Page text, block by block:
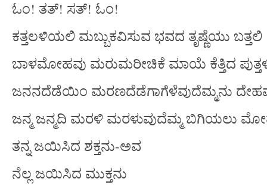
ಓಂ! ತತ್! ಸತ್! ಓಂ!
ಕತ್ತಲಳಿಯಲಿ ಮಬ್ಬುಕವಿಸುವ ಭವದ ತೃಷ್ಣೆಯು ಬತ್ತಲಿ
ಬಾಳಮೋಹವು ಮರುಮರೀಚಿಕೆ ಮಾಯೆ ಕೆತ್ತಿದ
ಜನನದೆಡೆಯಿಂ ಮರಣದೆಡೆಗಾಗೆಳೆವುದೆಮ್ಮನು
ಜನ್ಮ ಜನ್ಮದಿ ಮರಳಿ ಮರಳುವುದೆಮ್ಮ ಬಿಗಿಯಲು
ತನ್ನ ಜಯಿಸಿದ ಶಕ್ತನು-ಅವ
ನೆಲ್ಲ ಜಯಿಸಿದ ಮುಕ್ತನು